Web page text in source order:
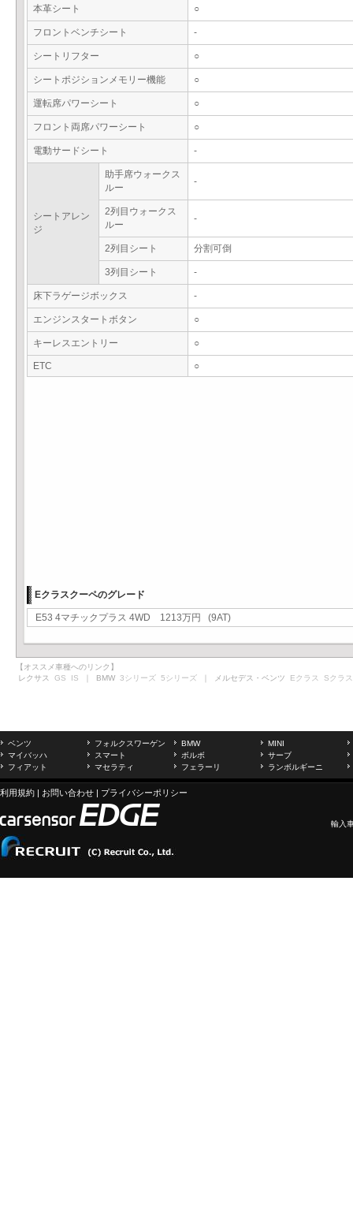
本革シート ○
フロントベンチシート -
シートリフター ○
シートポジションメモリー機能 ○
運転席パワーシート ○
フロント両席パワーシート ○
電動サードシート -
シートアレン
ジ
助手席ウォークス
ルー
-
2列目ウォークス
ルー
-
2列目シート 分割可倒
3列目シート -
床下ラゲージボックス -
エンジンスタートボタン ○
キーレスエントリー ○
ETC ○
Eクラスクーペのグレード
E53 4マチックプラス 4WD 1213万円 (9AT)
【オススメ車種へのリンク】
レクサス GS IS ｜ BMW 3シリーズ 5シリーズ ｜ メルセデス・ベンツ Eクラス Sクラス
ベンツ フォルクスワーゲン BMW
MINI
マイバッハ
スマート ボルボ
サーブ
フィアット
マセラティ フェラーリ ランボルギーニ
利用規約 | お問い合わせ | プライバシーポリシー
輸入